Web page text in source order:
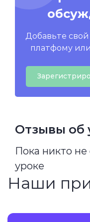
Добавьте
платфому
Отзывы об
Пока никто не
уроке
Наши